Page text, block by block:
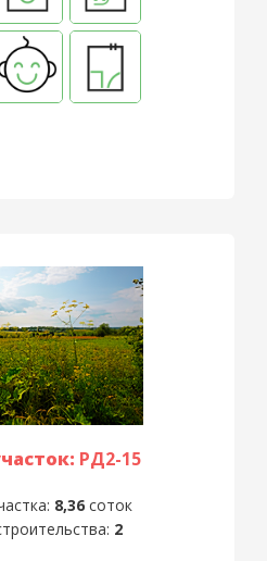
РД2-15
8,36соток
2